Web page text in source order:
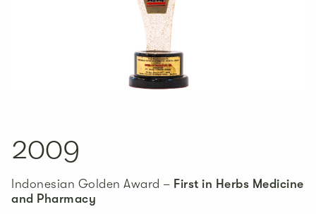
2009
Indonesian Golden Award – First in Herbs Medicine
and Pharmacy